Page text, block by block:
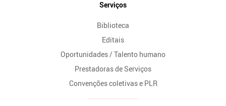
Serviços
Biblioteca
Editais
Oportunidades / Talento humano
Prestadoras de Serviços
Convenções coletivas e PLR